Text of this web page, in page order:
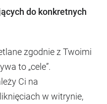
do konkretnych
zgodnie z Twoimi
to „cele”.
Ci na
w witrynie,